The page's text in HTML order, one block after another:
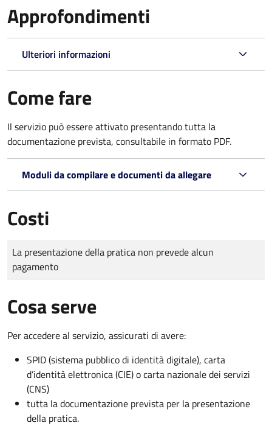
Approfondimenti
Ulteriori informazioni
Come fare
Il servizio può essere attivato presentando tutta la
documentazione prevista, consultabile in formato PDF.
Moduli da compilare e documenti da allegare
Costi
Tipo di pagamento
Importo
La presentazione della pratica non prevede alcun
pagamento
Cosa serve
Per accedere al servizio, assicurati di avere:
SPID (sistema pubblico di identità digitale), carta
d’identità elettronica (CIE) o carta nazionale dei servizi
(CNS)
tutta la documentazione prevista per la presentazione
della pratica.